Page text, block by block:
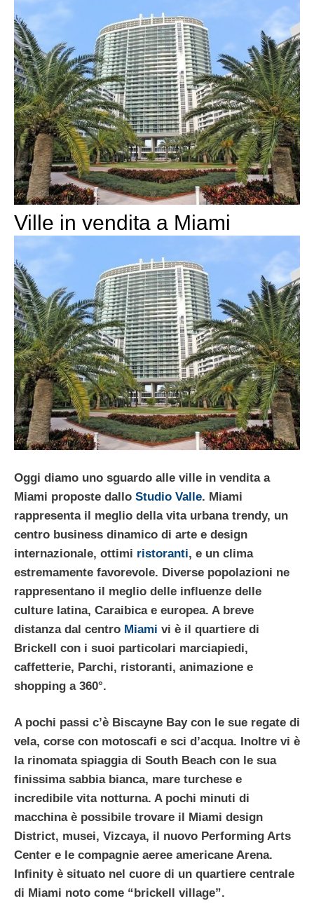
Ville in vendita a Miami
Oggi diamo uno sguardo alle ville in vendita a
Miami proposte dallo Studio Valle. Miami
rappresenta il meglio della vita urbana trendy, un
centro business dinamico di arte e design
internazionale, ottimi ristoranti, e un clima
estremamente favorevole. Diverse popolazioni ne
rappresentano il meglio delle influenze delle
culture latina, Caraibica e europea. A breve
distanza dal centro Miami vi è il quartiere di
Brickell con i suoi particolari marciapiedi,
caffetterie, Parchi, ristoranti, animazione e
shopping a 360°.
A pochi passi c’è Biscayne Baycon le sue regate di
vela, corse con motoscafi e sci d’acqua. Inoltre vi è
la rinomata spiaggia di South Beach con le sua
finissima sabbia bianca, mare turchese e
incredibile vita notturna. A pochi minuti di
macchina è possibile trovare il
Miami design
District, musei, Vizcaya, il nuovo Performing Arts
Center e le compagnie aeree americane Arena.
Infinityè situato nel cuore di un quartiere centrale
di Miami noto come “brickell village”.